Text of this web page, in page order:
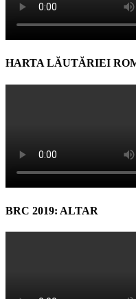
HARTA LĂUTĂRIEI
BRC 2019: ALTAR